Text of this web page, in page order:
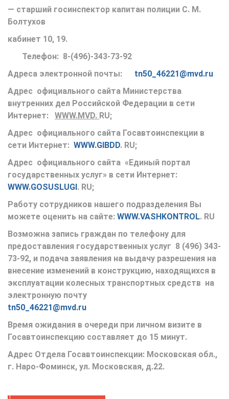
— старший госинспектор капитан полиции С. М.
Болтухов
кабинет 10, 19.
Телефон: 8-(496)-343-73-92
Адреса электронной почты: tn50_46221@mvd.ru
Адрес официального сайта Министерства
внутренних дел Российской Федерации в сети
Интернет: WWW.MVD. RU;
Адрес официального сайта Госавтоинспекции в
сети Интернет: WWW.GIBDD. RU;
Адрес официального сайта «Единый портал
государственных услуг» в сети Интернет:
WWW.GOSUSLUGI. RU;
Работу сотрудников нашего подразделения Вы
можете оценить на сайте: WWW.VASHKONTROL. RU
Возможна запись граждан по телефону для
предоставления государственных услуг 8 (496) 343-
73-92, и подача заявления на выдачу разрешения на
внесение изменений в конструкцию, находящихся в
эксплуатации колесных транспортных средств на
электронную почту
tn50_46221@mvd.ru
Время ожидания в очереди при личном визите в
Госавтоинспекцию составляет до 15 минут.
Адрес Отдела Госавтоинспекции: Московская обл.,
г. Наро-Фоминск, ул. Московская, д.22.